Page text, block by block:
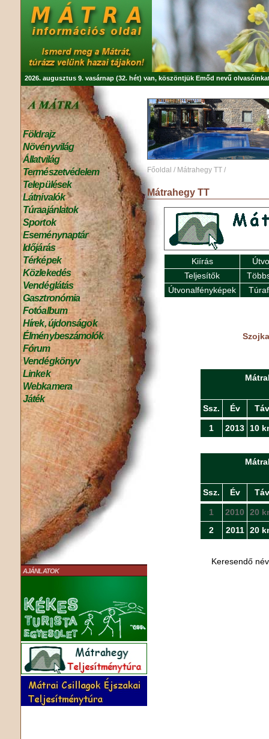
2026. augusztus 9. vasárnap (32. hét) van, köszöntjük Emőd nevű
Földrajz
Növényvilág
Állatvilág
Természetvédelem
Települések
Látnivalók
Túraajánlatok
Sportok
Eseménynaptár
Időjárás
Térképek
Közlekedés
Vendéglátás
Gasztronómia
Fotóalbum
Hírek, újdonságok
Élménybeszámolók
Fórum
Vendégkönyv
Linkek
Webkamera
Játék
AJÁNLATOK
Főoldal / Mátrahegy TT /
Mátrahegy TT
Kiírás
Teljesítők
Útvonalfényképek
Ssz. Év Táv
1 2013 10
Ssz. Év Táv
1 2010
20
2
2011 20
Keresendő